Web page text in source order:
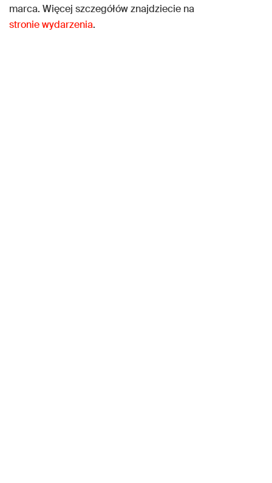
marca. Więcej szczegółów znajdziecie na
stronie wydarzenia.